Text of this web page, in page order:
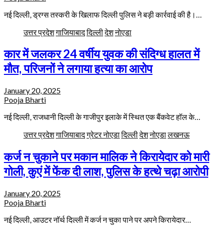
नई दिल्ली, ड्रग्स तस्करी के खिलाफ दिल्ली पुलिस ने बड़ी कार्रवाई की है।…
उत्तर प्रदेशगाजियाबाददिल्लीदेशनोएडा
कार में जलकर 24 वर्षीय युवक की संदिग्ध हालत में
मौत, परिजनों ने लगाया हत्या का आरोप
January 20, 2025
Pooja Bharti
नई दिल्ली, राजधानी दिल्ली के गाजीपुर इलाके में स्थित एक बैंकवेट हॉल के…
उत्तर प्रदेशगाजियाबादग्रेटर नोएडादिल्लीदेशनोएडालखनऊ
कर्ज न चुकाने पर मकान मालिक ने किरायेदार को मारी
गोली, कुएं में फेंक दी लाश, पुलिस के हत्थे चढ़ा आरोपी
January 20, 2025
Pooja Bharti
नई दिल्ली, आउटर नॉर्थ दिल्ली में कर्ज न चुका पाने पर अपने किरायेदार…